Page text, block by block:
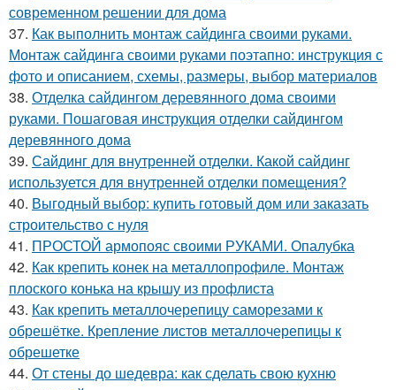
современном решении для дома
37. Как выполнить монтаж сайдинга своими руками.
Монтаж сайдинга своими руками поэтапно: инструкция с
фото и описанием, схемы, размеры, выбор материалов
38. Отделка сайдингом деревянного дома своими
руками. Пошаговая инструкция отделки сайдингом
деревянного дома
39. Сайдинг для внутренней отделки. Какой сайдинг
используется для внутренней отделки помещения?
40. Выгодный выбор: купить готовый дом или заказать
строительство с нуля
41. ПРОСТОЙ армопояс своими РУКАМИ. Опалубка
42. Как крепить конек на металлопрофиле. Монтаж
плоского конька на крышу из профлиста
43. Как крепить металлочерепицу саморезами к
обрешётке. Крепление листов металлочерепицы к
обрешетке
44. От стены до шедевра: как сделать свою кухню